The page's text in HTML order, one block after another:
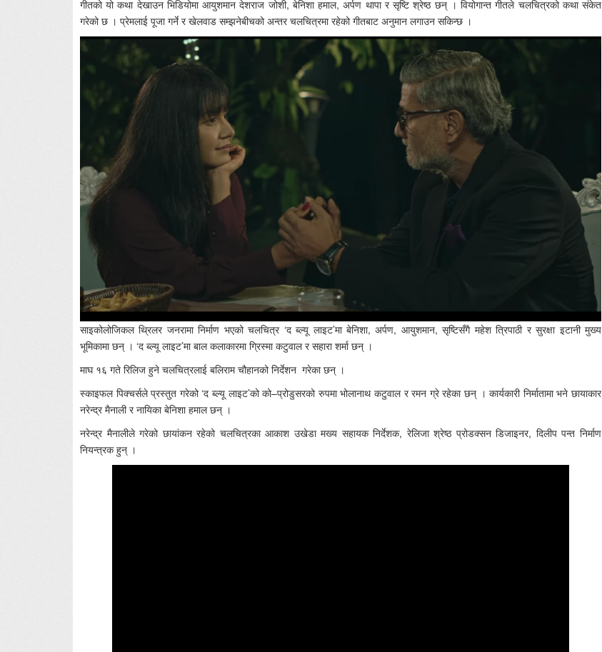
गीतको यो कथा देखाउन भिडियोमा आयुशमान देशराज जोशी, बेनिशा हमाल, अर्पण थापा र सृष्टि श्रेष्ठ छन् । वियोगान्त गीतले चलचित्रको कथा संकेत
गरेको छ । प्रेमलाई पूजा गर्ने र खेलवाड सम्झनेबीचको अन्तर चलचित्रमा रहेको गीतबाट अनुमान लगाउन सकिन्छ ।
साइकोलोजिकल थ्रिलर जनरामा निर्माण भएको चलचित्र ‘द ब्ल्यू लाइट’मा बेनिशा, अर्पण, आयुशमान, सृष्टिसँगै महेश त्रिपाठी र सुरक्षा इटानी मुख्य
भूमिकामा छन् । ‘द ब्ल्यू लाइट’मा बाल कलाकारमा ग्रिस्मा कटुवाल र सहारा शर्मा छन् ।
माघ १६ गते रिलिज हुने चलचित्रलाई बलिराम चौहानको निर्देशन गरेका छन् ।
स्काइफल पिक्चर्सले प्रस्तुत गरेको ‘द ब्ल्यू लाइट’को को–प्रोडुसरको रुपमा भोलानाथ कटुवाल र रमन ग्रे रहेका छन् । कार्यकारी निर्मातामा भने छायाकार
नरेन्द्र मैनाली र नायिका बेनिशा हमाल छन् ।
नरेन्द्र मैनालीले गरेको छायांकन रहेको चलचित्रका आकाश उखेडा मख्य सहायक निर्देशक, रेलिजा श्रेष्ठ प्रोडक्सन डिजाइनर, दिलीप पन्त निर्माण
नियन्त्रक हुन् ।